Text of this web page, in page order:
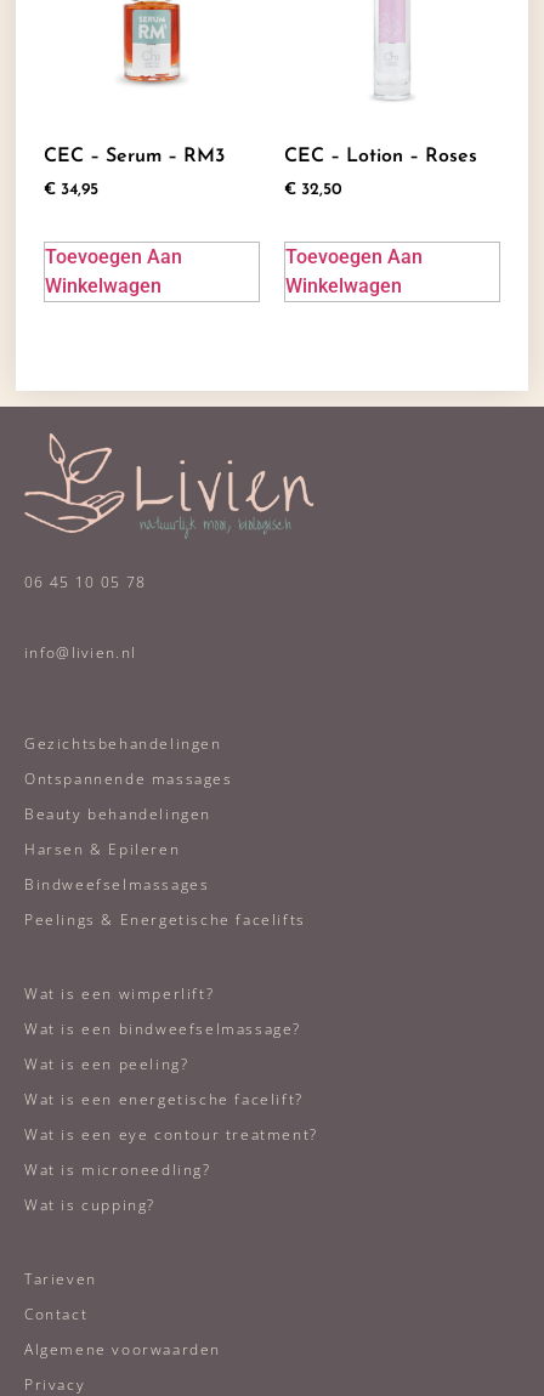
CEC – Serum – RM3
€ 34,95
Toevoegen Aan
Winkelwagen
CEC – Lotion – Roses
€ 32,50
Toevoegen Aan
Winkelwagen
06 45 10 05 78
info@livien.nl
Gezichtsbehandelingen
Ontspannende massages
Beauty behandelingen
Harsen & Epileren
Bindweefselmassages
Peelings & Energetische facelifts
Wat is een wimperlift?
Wat is een bindweefselmassage?
Wat is een peeling?
Wat is een energetische facelift?
Wat is een eye contour treatment?
Wat is microneedling?
Wat is cupping?
Tarieven
Contact
Algemene voorwaarden
Privacy